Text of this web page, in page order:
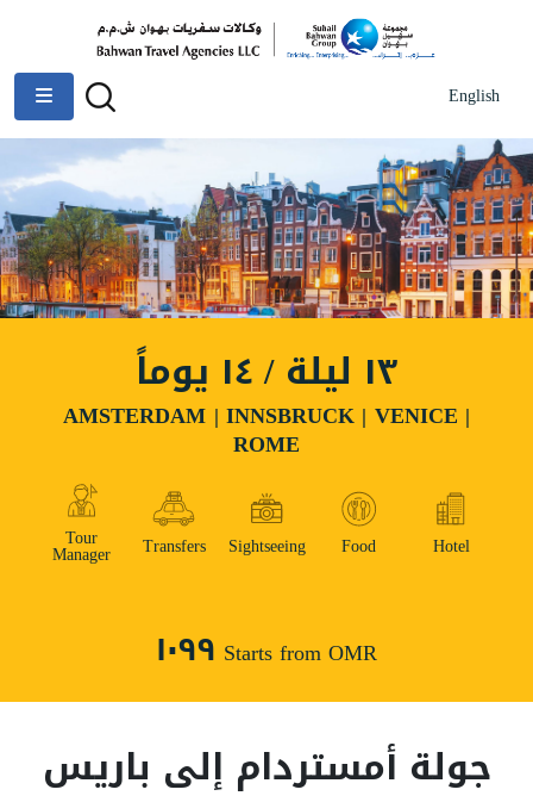
English
١٣ ليلة / ١٤ يوماً
AMSTERDAM | INNSBRUCK | VENICE |
ROME
Hotel
Food
Sightseeing
Transfers
Tour
Manager
Starts from OMR ١٠٩٩
جولة أمستردام إلى باريس